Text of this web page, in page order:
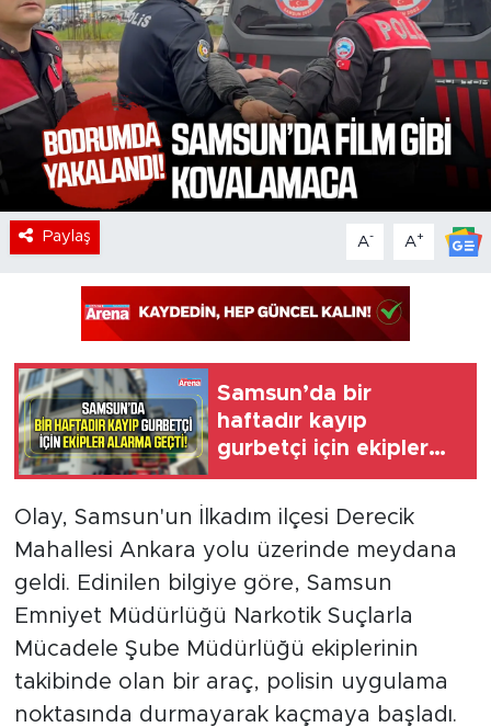
Paylaş A- A+
Samsun’da bir
haftadır kayıp
gurbetçi için ekipler
alarma geçti
Olay, Samsun'un İlkadım ilçesi Derecik
Mahallesi Ankara yolu üzerinde meydana
geldi. Edinilen bilgiye göre, Samsun
Emniyet Müdürlüğü Narkotik Suçlarla
Mücadele Şube Müdürlüğü ekiplerinin
takibinde olan bir araç, polisin uygulama
noktasında durmayarak kaçmaya başladı.